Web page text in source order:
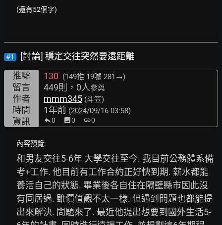
(還有52個字)
#1
[討論] 穩定交往突然要遠距離
推噓
130 (149推 19噓 281→)
留言 449則，0人參與
作者 mmm345 (斗笠)
時間 1年前 (2024/09/16 03:58)
資訊 0 image0 link0
內容預覽:
和男友交往5-6年 大學交往至今. 我目前公務體系備
考+工作. 他目前有工作合約正好快到期. 薪水都能
養活自己的狀態. 畢業後各自住在隔壁縣市因此沒
有同居過. 雖價值觀不太一樣. 但遇到問題也都能提
出來解決. 問題來了. 最近他提出想要到國外生活5-